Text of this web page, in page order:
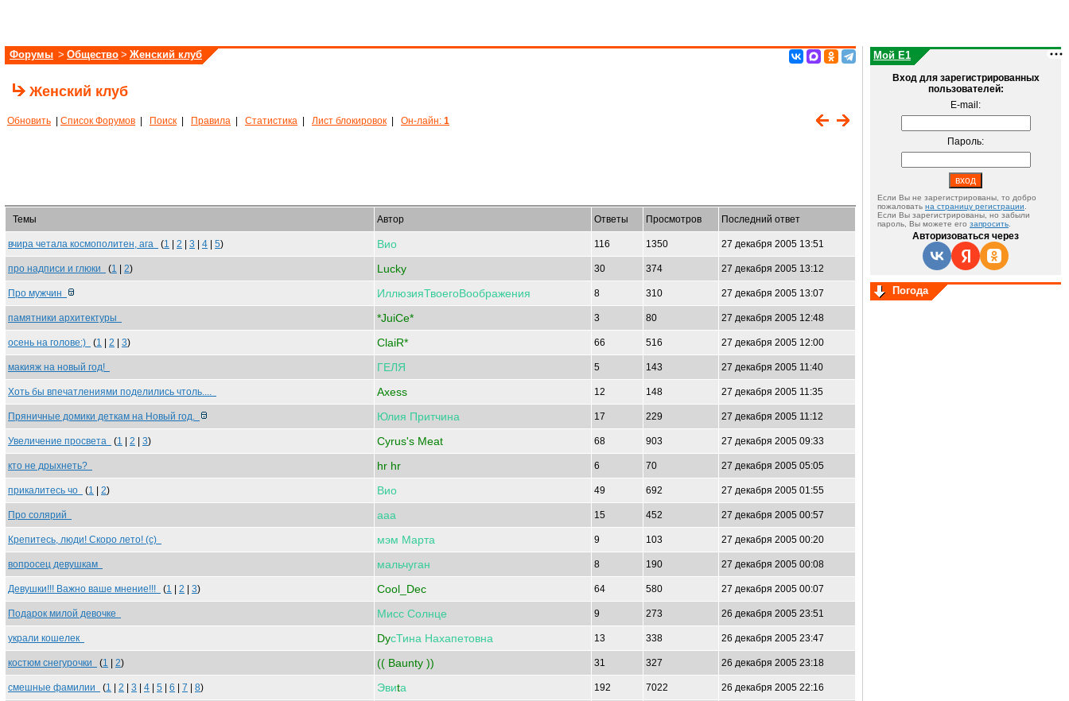
Форумы > Общество > Женский клуб
Женский клуб
Обновить Список Форумов Поиск Правила Статистика Лист блокировок Он-лайн: 1
Темы Автор Ответы Просмотров Последний ответ
вчира четала космополитен, ага (1 2 3 4 5) Вио 116 1350 27 декабря 2005 13:51
про надписи и глюки (1 2) Lucky 30 374 27 декабря 2005 13:12
Про мужчин ИллюзияТвоегоВоображения 8 310 27 декабря 2005 13:07
памятники архитектуры *JuiCe* 3 80 27 декабря 2005 12:48
осень на голове:) (1 2 3) ClaiR* 66 516 27 декабря 2005 12:00
макияж на новый год! ГЕЛЯ 5 143 27 декабря 2005 11:40
Хоть бы впечатлениями поделились чтоль.... Axess 12 148 27 декабря 2005 11:35
Пряничные домики деткам на Новый год. Юлия Притчина 17 229 27 декабря 2005 11:12
Увеличение просвета (1 2 3) Cyrus's Meat 68 903 27 декабря 2005 09:33
кто не дрыхнеть? hr hr 6 70 27 декабря 2005 05:05
прикалитесь чо (1 2) Вио 49 692 27 декабря 2005 01:55
Про солярий ааа 15 452 27 декабря 2005 00:57
Крепитесь, люди! Скоро лето! (с) мэм Марта 9 103 27 декабря 2005 00:20
вопросец девушкам мальчуган 8 190 27 декабря 2005 00:08
Девушки!!! Важно ваше мнение!!! (1 2 3) Cool_Dec 64 580 27 декабря 2005 00:07
Подарок милой девочке Мисс Солнце 9 273 26 декабря 2005 23:51
украли кошелек DyсТина Нахапетовна 13 338 26 декабря 2005 23:47
костюм снегурочки (1 2) (( Baunty )) 31 327 26 декабря 2005 23:18
смешные фамилии (1 2 3 4 5 6 7 8) Эвиtа 192 7022 26 декабря 2005 22:16
Мой E1
Вход для зарегистрированных
пользователей:
E-mail:
Пароль:
Если Вы не зарегистрированы, то добро
пожаловать на страницу регистрации
Если Вы зарегистрированы, но забыли
пароль, Вы можете его запросить
Авторизоваться через
Погода